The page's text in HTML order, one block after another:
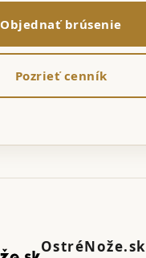
Objednať brúsenie
Pozrieť cenník
OstréNože.sk